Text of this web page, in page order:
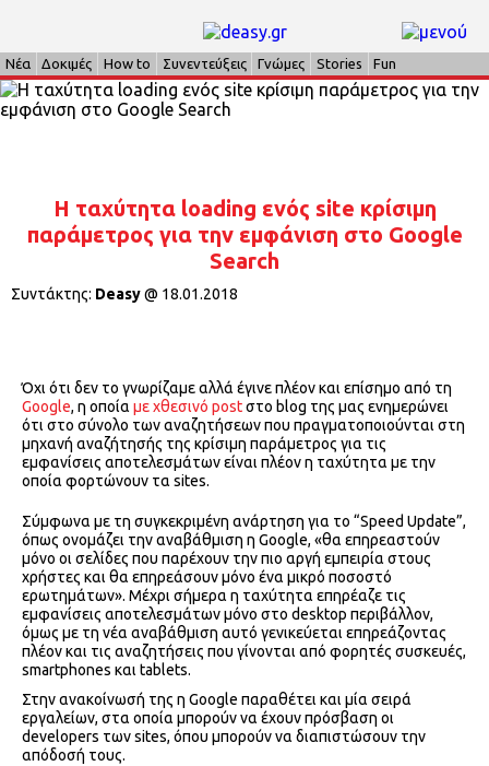
Νέα Δοκιμές How to Συνεντεύξεις Γνώμες Stories Fun
Η ταχύτητα loading ενός site κρίσιμη
παράμετρος για την εμφάνιση στο Google
Search
Συντάκτης: Deasy@ 18.01.2018
Όχι ότι δεν το γνωρίζαμε αλλά έγινε πλέον και επίσημο από τη
Google, η οποία με χθεσινό postστο blog της μας ενημερώνει
ότι στο σύνολο των αναζητήσεων που πραγματοποιούνται στη
μηχανή αναζήτησής της κρίσιμη παράμετρος για τις
εμφανίσεις αποτελεσμάτων είναι πλέον η ταχύτητα με την
οποία φορτώνουν τα sites.
Σύμφωνα με τη συγκεκριμένη ανάρτηση για το “Speed Update”,
όπως ονομάζει την αναβάθμιση η Google, «θα επηρεαστούν
μόνο οι σελίδες που παρέχουν την πιο αργή εμπειρία στους
χρήστες και θα επηρεάσουν μόνο ένα μικρό ποσοστό
ερωτημάτων». Μέχρι σήμερα η ταχύτητα επηρέαζε τις
εμφανίσεις αποτελεσμάτων μόνο στο desktop περιβάλλον,
όμως με τη νέα αναβάθμιση αυτό γενικεύεται επηρεάζοντας
πλέον και τις αναζητήσεις που γίνονται από φορητές συσκευές,
smartphones και tablets.
Στην ανακοίνωσή της η Google παραθέτει και μία σειρά
εργαλείων, στα οποία μπορούν να έχουν πρόσβαση οι
developers των sites, όπου μπορούν να διαπιστώσουν την
απόδοσή τους.